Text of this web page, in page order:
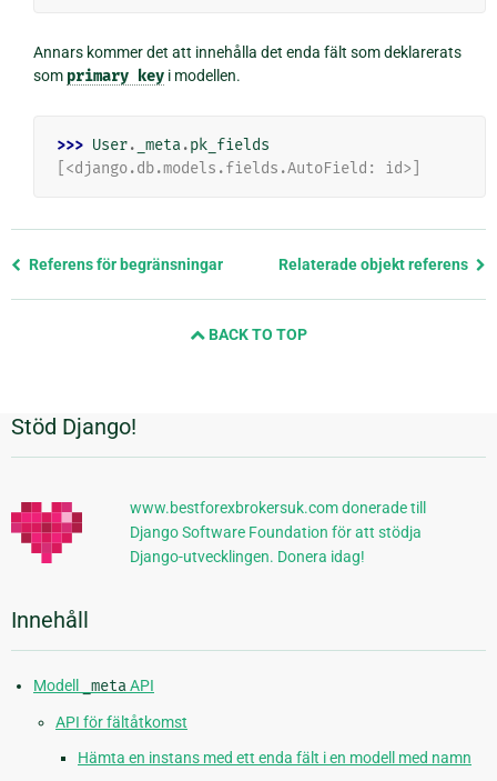
Annars kommer det att innehålla det enda fält som deklarerats
som primary keyi modellen.
>>> User. _meta.pk_fields
[<django.db.models.fields.AutoField: id>]
Föregående
Referens för begränsningar Relaterade objekt referens
BACK TO TOP
Ytterligare
information
Stöd Django!
www.bestforexbrokersuk.com donerade till
Django Software Foundation för att stödja
Django-utvecklingen. Donera idag!
Innehåll
Modell _metaAPI
API för fältåtkomst
Hämta en instans med ett enda fält i en modell med namn